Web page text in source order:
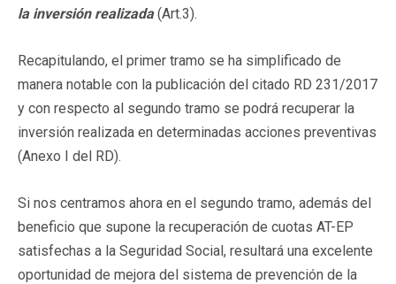
la inversión realizada(Art.3).
Recapitulando, el primer tramo se ha simplificado de
manera notable con la publicación del citado RD 231/2017
y con respecto al segundo tramo se podrá recuperar la
inversión realizada en determinadas acciones preventivas
(Anexo I del RD).
Si nos centramos ahora en el segundo tramo, además del
beneficio que supone la recuperación de cuotas AT-EP
satisfechas a la Seguridad Social, resultará una excelente
oportunidad de mejora del sistema de prevención de la